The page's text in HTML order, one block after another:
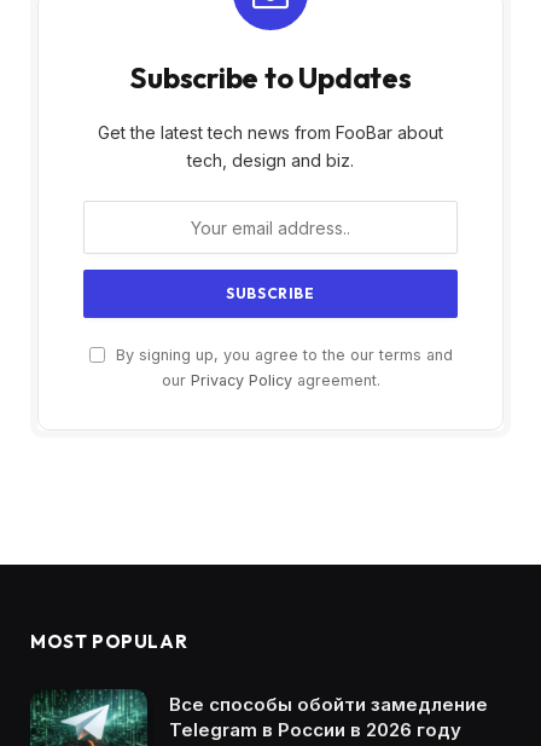
Subscribe to Updates
Get the latest tech news from FooBar about
tech, design and biz.
By signing up, you agree to the our terms and
our Privacy Policyagreement.
MOST POPULAR
Все способы обойти замедление
Telegram в России в 2026 году